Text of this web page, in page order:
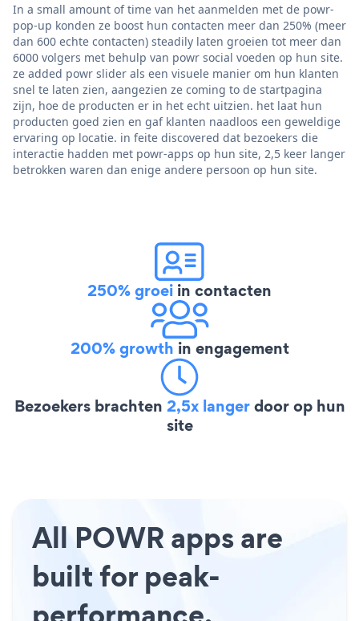
In a small amount of time van het aanmelden met de powr-
pop-up konden ze boost hun contacten meer dan 250% (meer
dan 600 echte contacten) steadily laten groeien tot meer dan
6000 volgers met behulp van powr social voeden op hun site.
ze added powr slider als een visuele manier om hun klanten
snel te laten zien, aangezien ze coming to de startpagina
zijn, hoe de producten er in het echt uitzien. het laat hun
producten goed zien en gaf klanten naadloos een geweldige
ervaring op locatie. in feite discovered dat bezoekers die
interactie hadden met powr-apps op hun site, 2,5 keer langer
betrokken waren dan enige andere persoon op hun site.
250% groei in contacten
200% growth in engagement
Bezoekers brachten 2,5x langerdoor op hun
site
All POWR apps are
built for peak-